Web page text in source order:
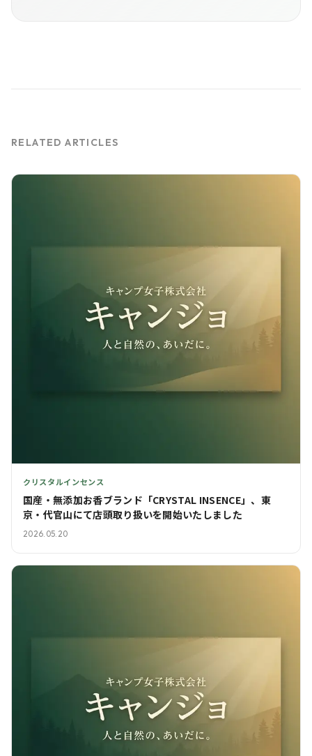
RELATED ARTICLES
クリスタルインセンス
国産・無添加お香ブランド「CRYSTAL INSENCE」、東
京・代官山にて店頭取り扱いを開始いたしました
2026.05.20